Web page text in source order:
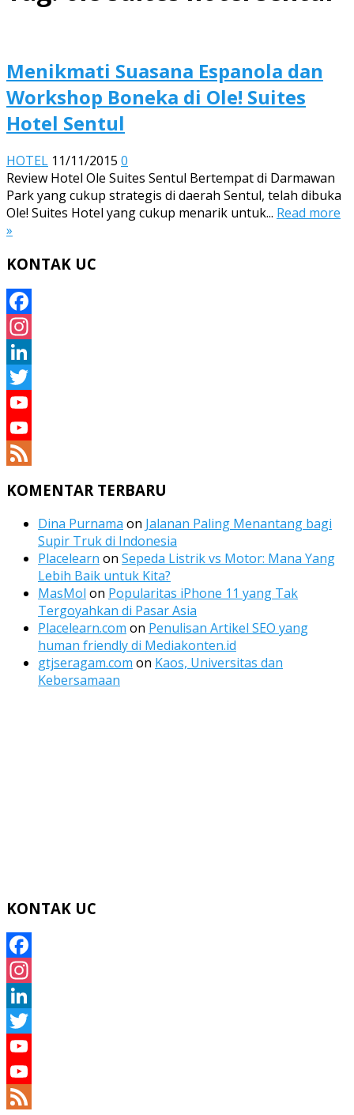
Menikmati Suasana Espanola dan
Workshop Boneka di Ole! Suites
Hotel Sentul
HOTEL 11/11/2015 0
Review Hotel Ole Suites Sentul Bertempat di Darmawan
Park yang cukup strategis di daerah Sentul, telah dibuka
Ole! Suites Hotel yang cukup menarik untuk... Read more
»
KONTAK UC
Facebook
Instagram
LinkedIn
Twitter
YouTube
YouTube
KOMENTAR TERBARU
Dina Purnama on Jalanan Paling Menantang bagi
Supir Truk di Indonesia
Placelearn on Sepeda Listrik vs Motor: Mana Yang
Lebih Baik untuk Kita?
MasMol on Popularitas iPhone 11 yang Tak
Tergoyahkan di Pasar Asia
Placelearn.com on Penulisan Artikel SEO yang
human friendly di Mediakonten.id
gtjseragam.com on Kaos, Universitas dan
Kebersamaan
KONTAK UC
Facebook
Instagram
LinkedIn
Twitter
YouTube
YouTube